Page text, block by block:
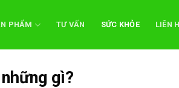
PHẨM TƯ VẤN SỨC KHỎE LIÊN
gì?